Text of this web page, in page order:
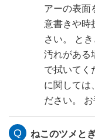
アーの表面
意書きや時
さい。 と
汚れがある
で拭いてく
に関しては
ださい。
ねこのツメと